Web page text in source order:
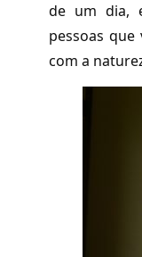
de um dia,
pessoas
com a